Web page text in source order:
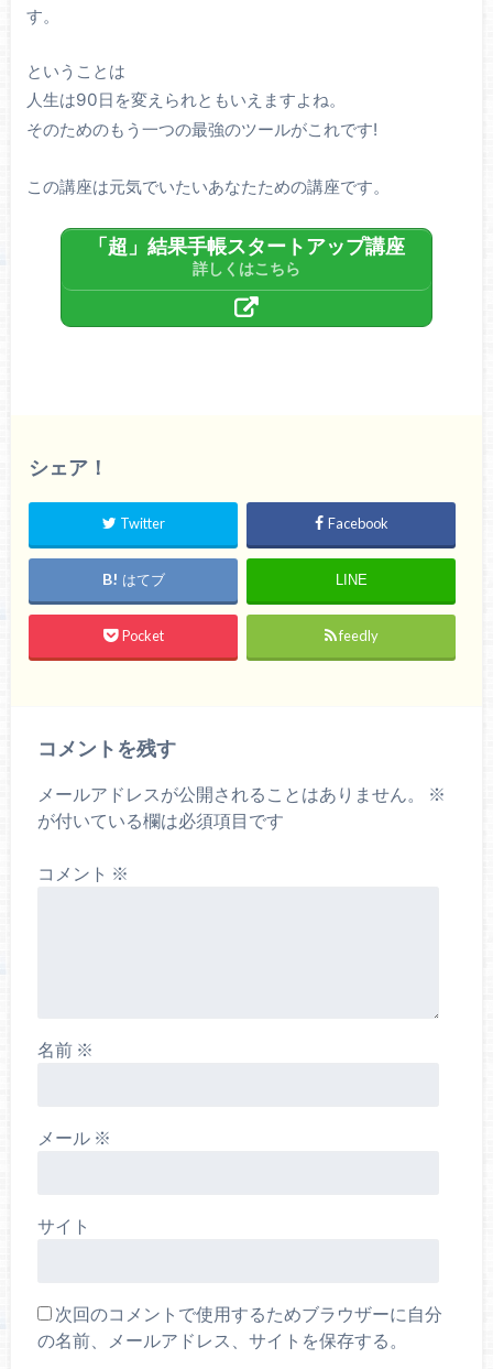
す。
ということは
人生は90日を変えられともいえますよね。
そのためのもう一つの最強のツールがこれです!
この講座は元気でいたいあなたための講座です。
「超」結果手帳スタートアップ講座
詳しくはこちら
シェア！
Twitter Facebook
はてブ LINE
Pocket feedly
コメントを残す
メールアドレスが公開されることはありません。
※
が付いている欄は必須項目です
コメント ※
名前 ※
メール ※
サイト
次回のコメントで使用するためブラウザーに自分
の名前、メールアドレス、サイトを保存する。